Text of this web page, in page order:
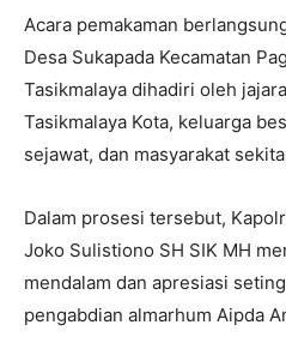
Acara pemakaman
Desa Sukapada Kecamatan
Tasikmalaya dihadiri oleh
Tasikmalaya Kota, keluarga
sejawat, dan masyarakat
Dalam prosesi tersebut,
Joko Sulistiono SH SIK MH
mendalam dan apresiasi
pengabdian almarhum Aipda